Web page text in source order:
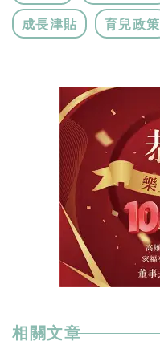
成長津貼 育兒政策
相關文章